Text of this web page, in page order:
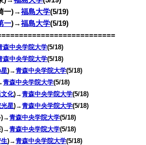
一)→福島大学(5/19)
一)→福島大学(5/19)
森中央学院大学(5/18)
森中央学院大学(5/18)
星)→青森中央学院大学(5/18)
青森中央学院大学(5/18)
化)→青森中央学院大学(5/18)
光星)→青森中央学院大学(5/18)
)→青森中央学院大学(5/18)
)→青森中央学院大学(5/18)
生)→青森中央学院大学(5/18)